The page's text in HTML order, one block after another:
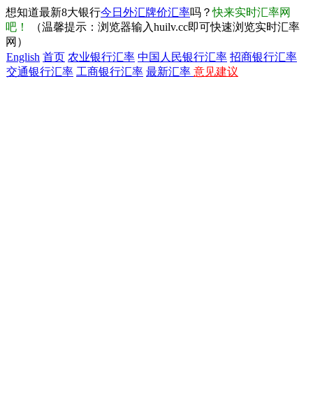
想知道最新8大银行今日外汇牌价汇率吗？快来实时汇率网
吧！
（温馨提示：浏览器输入huilv.cc即可快速浏览实时汇率
网）
English 首页 农业银行汇率 中国人民银行汇率 招商银行汇率
交通银行汇率 工商银行汇率 最新汇率 意见建议